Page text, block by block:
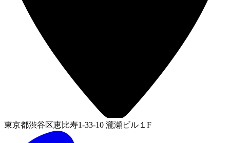
東京都渋谷区恵比寿1-33-10 瀧瀬ビル１F